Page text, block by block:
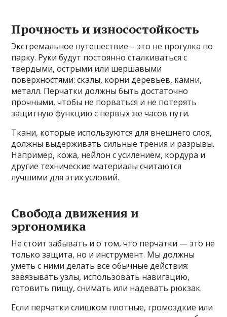
Прочность и износостойкость
Экстремальное путешествие – это не прогулка по
парку. Руки будут постоянно сталкиваться с
твердыми, острыми или шершавыми
поверхностями: скалы, корни деревьев, камни,
металл. Перчатки должны быть достаточно
прочными, чтобы не порваться и не потерять
защитную функцию с первых же часов пути.
Ткани, которые используются для внешнего слоя,
должны выдерживать сильные трения и разрывы.
Например, кожа, нейлон с усилением, кордура и
другие технические материалы считаются
лучшими для этих условий.
Свобода движения и
эргономика
Не стоит забывать и о том, что перчатки — это не
только защита, но и инструмент. Мы должны
уметь с ними делать все обычные действия:
завязывать узлы, использовать навигацию,
готовить пищу, снимать или надевать рюкзак.
Если перчатки слишком плотные, громоздкие или